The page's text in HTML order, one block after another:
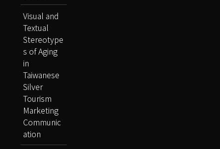
Visual and
Textual
Stereotype
s of Aging
in
Taiwanese
Silver
Tourism
Marketing
Communic
ation